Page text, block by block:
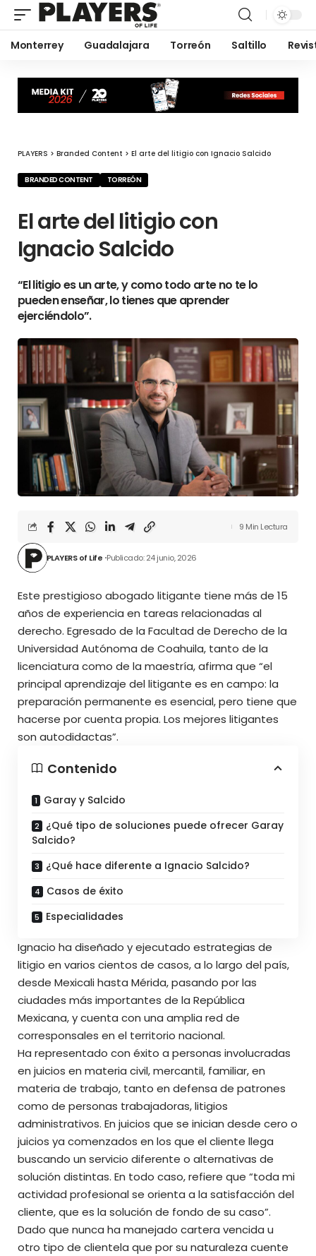
Monterrey Guadalajara Torreón Saltillo
PLAYERS > Branded Content > El arte del litigio con Ignacio Salcido
BRANDED CONTENT TORREÓN
El arte del litigio con
Ignacio Salcido
“El litigio es un arte, y como todo arte no te lo
pueden enseñar, lo tienes que aprender
ejerciéndolo”.
PLAYERS of Life Publicado: 24 junio, 2026
9 Min Lectura
Este prestigioso abogado litigante tiene más de 15
años de experiencia en tareas relacionadas al
derecho. Egresado de la Facultad de Derecho de la
Universidad Autónoma de Coahuila, tanto de la
licenciatura como de la maestría, afirma que “el
principal aprendizaje del litigante es en campo: la
preparación permanente es esencial, pero tiene que
hacerse por cuenta propia. Los mejores litigantes
son autodidactas”.
Contenido
Garay y Salcido
¿Qué tipo de soluciones puede ofrecer Garay
Salcido?
¿Qué hace diferente a Ignacio Salcido?
Casos de éxito
Especialidades
Ignacio ha diseñado y ejecutado estrategias de
litigio en varios cientos de casos, a lo largo del país,
desde Mexicali hasta Mérida, pasando por las
ciudades más importantes de la República
Mexicana, y cuenta con una amplia red de
corresponsales en el territorio nacional.
Ha representado con éxito a personas involucradas
en juicios en materia civil, mercantil, familiar, en
materia de trabajo, tanto en defensa de patrones
como de personas trabajadoras, litigios
administrativos. En juicios que se inician desde cero o
juicios ya comenzados en los que el cliente llega
buscando un servicio diferente o alternativas de
solución distintas. En todo caso, refiere que “toda mi
actividad profesional se orienta a la satisfacción del
cliente, que es la solución de fondo de su caso”.
Dado que nunca ha manejado cartera vencida u
otro tipo de clientela que por su naturaleza cuente